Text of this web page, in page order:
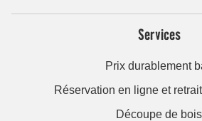
Services
Prix durablement
Réservation en ligne et
Découpe de bois